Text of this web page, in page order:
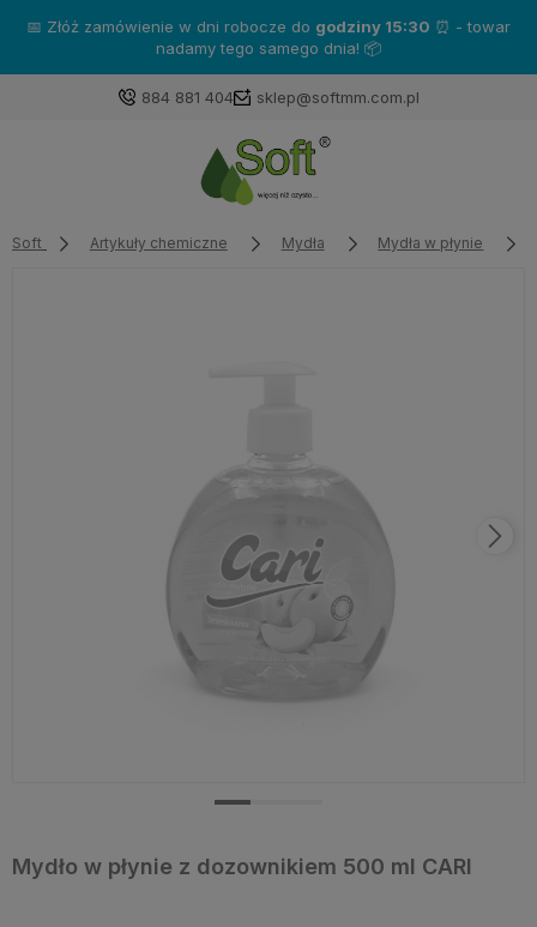
📅 Złóż zamówienie w dni robocze do godziny 15:30 ⏰ - towar
nadamy tego samego dnia! 📦
884 881 404 sklep@softmm.com.pl
Soft Artykuły chemiczne Mydła Mydła w płynie
Mydło w płynie z dozownikiem 500 ml CARI